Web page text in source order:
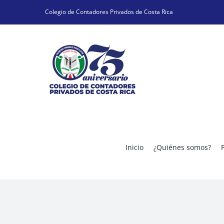
Colegio de Contadores Privados de Costa Rica
Inicio ¿Quiénes somos?